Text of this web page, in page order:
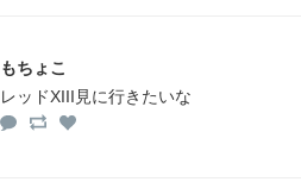
もちょこ
レッドXIII見に行きたいな